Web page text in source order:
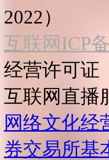
2022）
互联网ICP
经营许可证
互联网直播
网络文化经
券交易所基